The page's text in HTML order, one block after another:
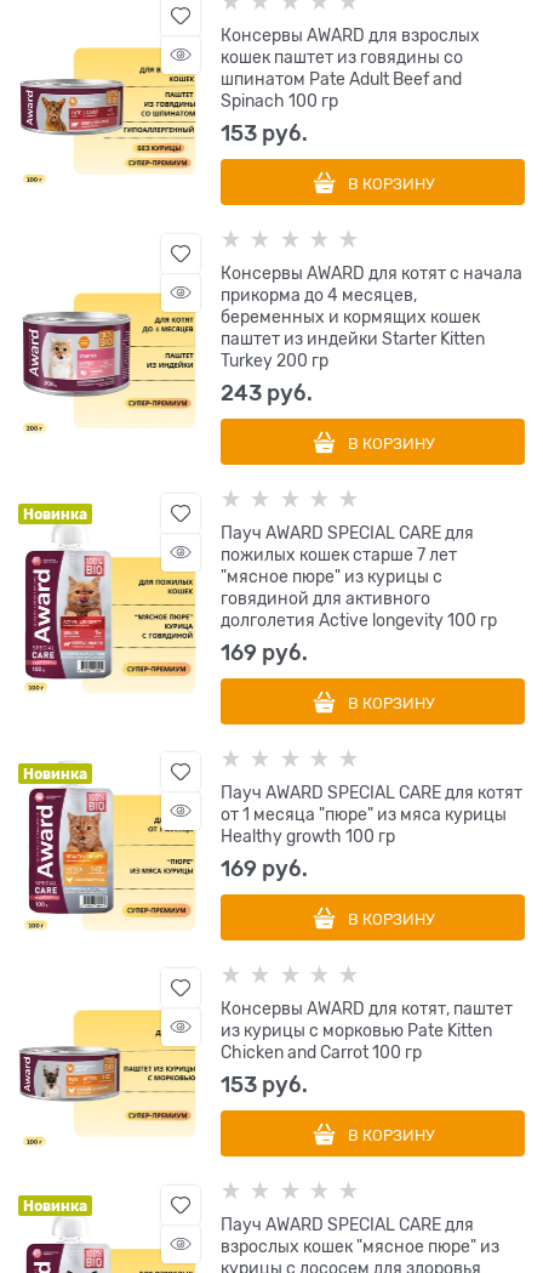
Консервы AWARD для взрослых
кошек паштет из говядины со
шпинатом Pate Adult Beef and
Spinach 100 гр
153 руб.
В КОРЗИНУ
Консервы AWARD для котят с начала
прикорма до 4 месяцев,
беременных и кормящих кошек
паштет из индейки Starter Kitten
Turkey 200 гр
243 руб.
В КОРЗИНУ
Новинка
Пауч AWARD SPECIAL CARE для
пожилых кошек старше 7 лет
"мясное пюре" из курицы с
говядиной для активного
долголетия Active longevity 100 гр
169 руб.
В КОРЗИНУ
Новинка
Пауч AWARD SPECIAL CARE для котят
от 1 месяца "пюре" из мяса курицы
Healthy growth 100 гр
169 руб.
В КОРЗИНУ
Консервы AWARD для котят, паштет
из курицы с морковью Pate Kitten
Chicken and Carrot 100 гр
153 руб.
В КОРЗИНУ
Новинка
Пауч AWARD SPECIAL CARE для
взрослых кошек "мясное пюре" из
курицы с лососем для здоровья